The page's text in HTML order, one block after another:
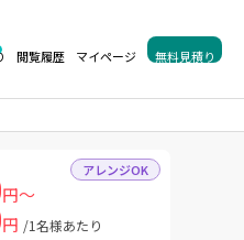
閲覧履歴 マイページ 無料見積り
アレンジOK
円～
円 /1名様あたり